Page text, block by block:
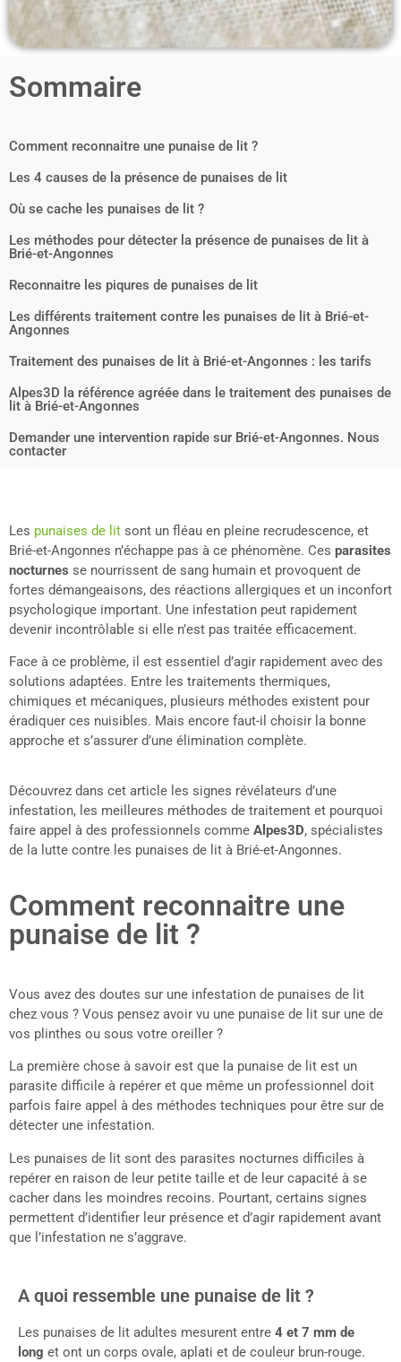
Sommaire
Comment reconnaitre une punaise de lit ?
Les 4 causes de la présence de punaises de lit
Où se cache les punaises de lit ?
Les méthodes pour détecter la présence de punaises de lit à
Brié-et-Angonnes
Reconnaitre les piqures de punaises de lit
Les différents traitement contre les punaises de lit à Brié-et-
Angonnes
Traitement des punaises de lit à Brié-et-Angonnes : les tarifs
Alpes3D la référence agréée dans le traitement des punaises de
lit à Brié-et-Angonnes
Demander une intervention rapide sur Brié-et-Angonnes. Nous
contacter
Les punaises de lit sont un fléau en pleine recrudescence, et
Brié-et-Angonnes n’échappe pas à ce phénomène. Ces parasites
nocturnes se nourrissent de sang humain et provoquent de
fortes démangeaisons, des réactions allergiques et un inconfort
psychologique important. Une infestation peut rapidement
devenir incontrôlable si elle n’est pas traitée efficacement.
Face à ce problème, il est essentiel d’agir rapidement avec des
solutions adaptées. Entre les traitements thermiques,
chimiques et mécaniques, plusieurs méthodes existent pour
éradiquer ces nuisibles. Mais encore faut-il choisir la bonne
approche et s’assurer d’une élimination complète.
Découvrez dans cet article les signes révélateurs d’une
infestation, les meilleures méthodes de traitement et pourquoi
faire appel à des professionnels comme Alpes3D, spécialistes
de la lutte contre les punaises de lit à Brié-et-Angonnes.
Comment reconnaitre une
punaise de lit ?
Vous avez des doutes sur une infestation de punaises de lit
chez vous ? Vous pensez avoir vu une punaise de lit sur une de
vos plinthes ou sous votre oreiller ?
La première chose à savoir est que la punaise de lit est un
parasite difficile à repérer et que même un professionnel doit
parfois faire appel à des méthodes techniques pour être sur de
détecter une infestation.
Les punaises de lit sont des parasites nocturnes difficiles à
repérer en raison de leur petite taille et de leur capacité à se
cacher dans les moindres recoins. Pourtant, certains signes
permettent d’identifier leur présence et d’agir rapidement avant
que l’infestation ne s’aggrave.
A quoi ressemble une punaise de lit ?
Les punaises de lit adultes mesurent entre 4 et 7 mm de
long et ont un corps ovale, aplati et de couleur brun-rouge.